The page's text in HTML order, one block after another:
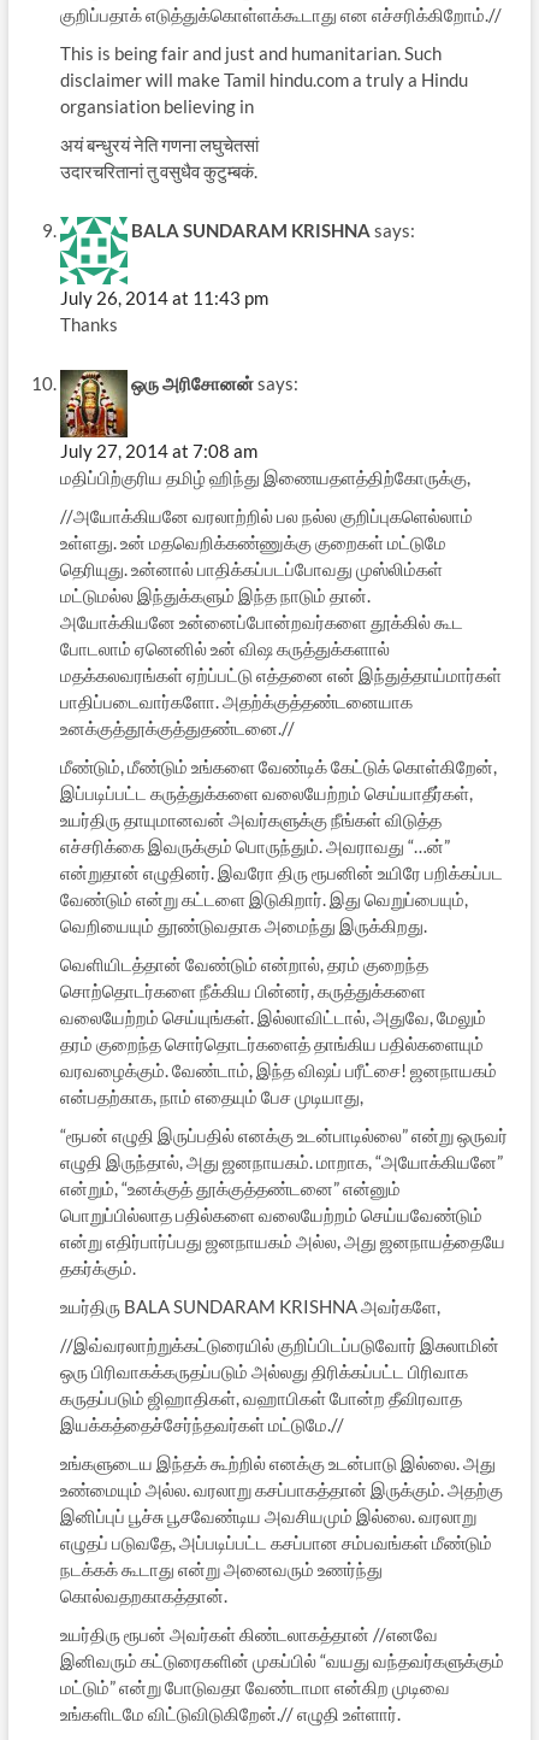
குறிப்பதாக் எடுத்துக்கொள்ளக்கூடாது என எச்சரிக்கிறோம்.//
This is being fair and just and humanitarian. Such
disclaimer will make Tamil hindu.com a truly a Hindu
organsiation believing in
अयं बन्धुरयं नेति गणना लघुचेतसां
उदारचरितानां तु वसुधैव कुटुम्बकं.
BALA SUNDARAM KRISHNA says:
July 26, 2014 at 11:43 pm
Thanks
ஒரு அரிசோனன்says:
July 27, 2014 at 7:08 am
மதிப்பிற்குரிய தமிழ் ஹிந்து இணையதளத்திற்கோருக்கு,
//அயோக்கியனே வரலாற்றில் பல நல்ல குறிப்புகளெல்லாம்
உள்ளது. உன் மதவெறிக்கண்ணுக்கு குறைகள் மட்டுமே
தெரியுது. உன்னால் பாதிக்கப்படப்போவது முஸ்லிம்கள்
மட்டுமல்ல இந்துக்களும் இந்த நாடும் தான்.
அயோக்கியனே உன்னைப்போன்றவர்களை தூக்கில் கூட
போடலாம் ஏனெனில் உன் விஷ கருத்துக்களால்
மதக்கலவரங்கள் ஏற்ப்பட்டு எத்தனை என் இந்துத்தாய்மார்கள்
பாதிப்படைவார்களோ. அதற்க்குத்தண்டனையாக
உனக்குத்தூக்குத்துதண்டனை.//
மீண்டும், மீண்டும் உங்களை வேண்டிக் கேட்டுக் கொள்கிறேன்,
இப்படிப்பட்ட கருத்துக்களை வலையேற்றம் செய்யாதீர்கள்,
உயர்திரு தாயுமானவன் அவர்களுக்கு நீங்கள் விடுத்த
எச்சரிக்கை இவருக்கும் பொருந்தும். அவராவது “…ன்”
என்றுதான் எழுதினர். இவரோ திரு ரூபனின் உயிரே பறிக்கப்பட
வேண்டும் என்று கட்டளை இடுகிறார். இது வெறுப்பையும்,
வெறியையும் தூண்டுவதாக அமைந்து இருக்கிறது.
வெளியிடத்தான் வேண்டும் என்றால், தரம் குறைந்த
சொற்தொடர்களை நீக்கிய பின்னர், கருத்துக்களை
வலையேற்றம் செய்யுங்கள். இல்லாவிட்டால், அதுவே, மேலும்
தரம் குறைந்த சொர்தொடர்களைத் தாங்கிய பதில்களையும்
வரவழைக்கும். வேண்டாம், இந்த விஷப் பரீட்சை! ஜனநாயகம்
என்பதற்காக, நாம் எதையும் பேச முடியாது,
“ரூபன் எழுதி இருப்பதில் எனக்கு உடன்பாடில்லை” என்று ஒருவர்
எழுதி இருந்தால், அது ஜனநாயகம். மாறாக, “அயோக்கியனே”
என்றும், “உனக்குத் தூக்குத்தண்டனை” என்னும்
பொறுப்பில்லாத பதில்களை வலையேற்றம் செய்யவேண்டும்
என்று எதிர்பார்ப்பது ஜனநாயகம் அல்ல, அது ஜனநாயத்தையே
தகர்க்கும்.
உயர்திரு BALA SUNDARAM KRISHNA அவர்களே,
//இவ்வரலாற்றுக்கட்டுரையில் குறிப்பிடப்படுவோர் இசுலாமின்
ஒரு பிரிவாகக்கருதப்படும் அல்லது திரிக்கப்பட்ட பிரிவாக
கருதப்படும் ஜிஹாதிகள், வஹாபிகள் போன்ற தீவிரவாத
இயக்கத்தைச்சேர்ந்தவர்கள் மட்டுமே.//
உங்களுடைய இந்தக் கூற்றில் எனக்கு உடன்பாடு இல்லை. அது
உண்மையும் அல்ல. வரலாறு கசப்பாகத்தான் இருக்கும். அதற்கு
இனிப்புப் பூச்சு பூசவேண்டிய அவசியமும் இல்லை. வரலாறு
எழுதப் படுவதே, அப்படிப்பட்ட கசப்பான சம்பவங்கள் மீண்டும்
நடக்கக் கூடாது என்று அனைவரும் உணர்ந்து
கொல்வதறகாகத்தான்.
உயர்திரு ரூபன் அவர்கள் கிண்டலாகத்தான் //எனவே
இனிவரும் கட்டுரைகளின் முகப்பில் “வயது வந்தவர்களுக்கும்
மட்டும்” என்று போடுவதா வேண்டாமா என்கிற முடிவை
உங்களிடமே விட்டுவிடுகிறேன்.// எழுதி உள்ளார்.